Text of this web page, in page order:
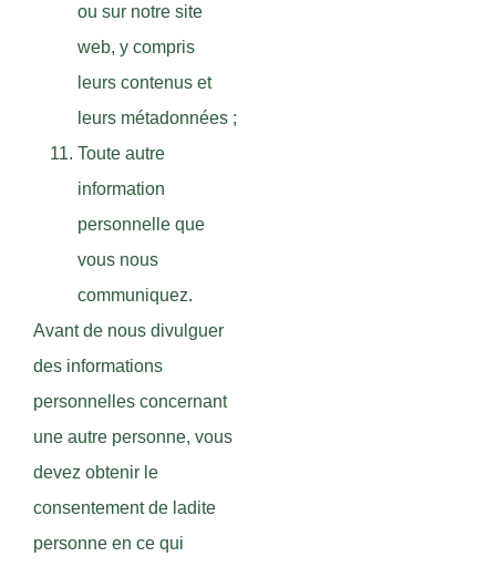
ou sur notre site
web, y compris
leurs contenus et
leurs métadonnées ;
Toute autre
information
personnelle que
vous nous
communiquez.
Avant de nous divulguer
des informations
personnelles concernant
une autre personne, vous
devez obtenir le
consentement de ladite
personne en ce qui